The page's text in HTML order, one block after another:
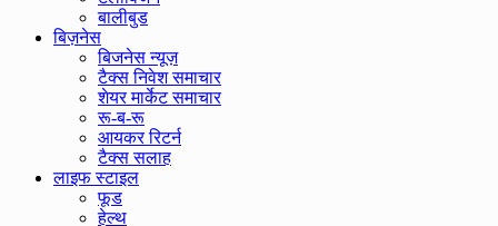
बालीबुड
बिज़नेस
बिजनेस न्यूज़
टैक्स निवेश समाचार
शेयर मार्केट समाचार
रू-ब-रू
आयकर रिटर्न
टैक्स सलाह
लाइफ स्टाइल
फूड
हेल्थ